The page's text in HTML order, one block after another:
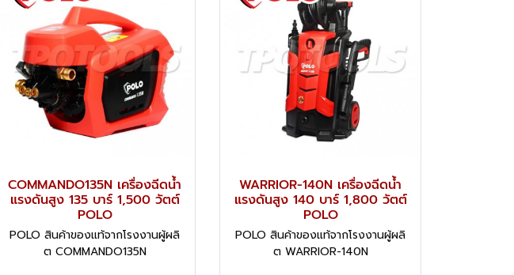
COMMANDO135N เครื่องฉีดน้ำ
แรงดันสูง 135 บาร์ 1,500 วัตต์
POLO
POLO สินค้าของแท้จากโรงงานผู้ผลิ
ต COMMANDO135N
WARRIOR-140N เครื่องฉีดน้ำ
แรงดันสูง 140 บาร์ 1,800 วัตต์
POLO
POLO สินค้าของแท้จากโรงงานผู้ผลิ
ต WARRIOR-140N